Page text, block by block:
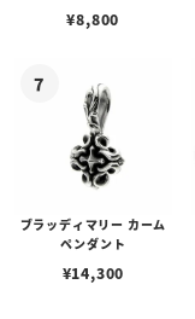
¥8,800
ブラッディマリー カーム
ペンダント
¥14,300